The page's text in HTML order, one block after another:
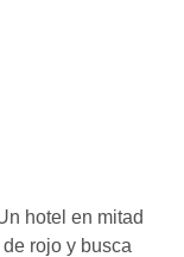
hotel en mitad
rojo y busca